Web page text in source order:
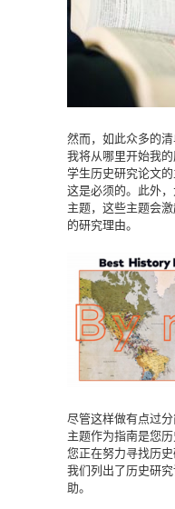
然而，如此众多的清
我将从哪里开始我
学生历史研究论文
这是必须的。此外
主题，这些主题会
的研究理由。
尽管这样做有点过
主题作为指南是您
您正在努力寻找历
我们列出了历史研
助。